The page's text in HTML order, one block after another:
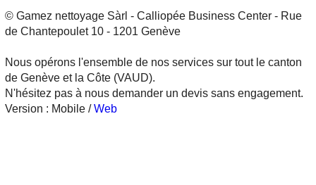
© Gamez nettoyage Sàrl - Calliopée Business Center - Rue
de Chantepoulet 10 - 1201 Genève
Nous opérons l'ensemble de nos services sur tout le canton
de Genève et la Côte (VAUD).
N'hésitez pas à nous demander un devis sans engagement.
Version : Mobile /Web